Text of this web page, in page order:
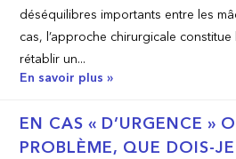
déséquilibres importants entre les
cas, l’approche chirurgicale
rétablir un...
En savoir plus »
EN CAS « D’URGENCE »
PROBLÈME, QUE DOIS-